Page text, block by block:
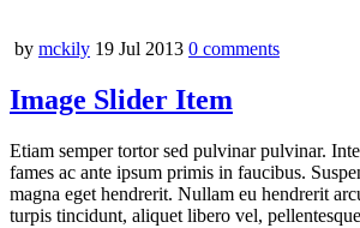
by mckily 19 Jul 2013 0 comments
Image Slider Item
Etiam semper tortor sed pulvinar pulvinar.
fames ac ante ipsum primis in faucibus.
magna eget hendrerit. Nullam eu hendrerit
turpis tincidunt, aliquet libero vel,